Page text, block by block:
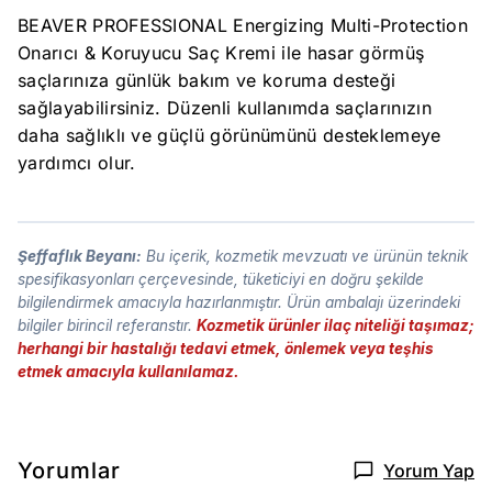
BEAVER PROFESSIONAL Energizing Multi-Protection
Onarıcı & Koruyucu Saç Kremi ile hasar görmüş
saçlarınıza günlük bakım ve koruma desteği
sağlayabilirsiniz. Düzenli kullanımda saçlarınızın
daha sağlıklı ve güçlü görünümünü desteklemeye
yardımcı olur.
Şeffaflık Beyanı: Bu içerik, kozmetik mevzuatı ve ürünün teknik
spesifikasyonları çerçevesinde, tüketiciyi en doğru şekilde
bilgilendirmek amacıyla hazırlanmıştır. Ürün ambalajı üzerindeki
bilgiler birincil referanstır. Kozmetik ürünler ilaç niteliği taşımaz;
herhangi bir hastalığı tedavi etmek, önlemek veya teşhis
etmek amacıyla kullanılamaz.
Yorumlar Yorum Yap